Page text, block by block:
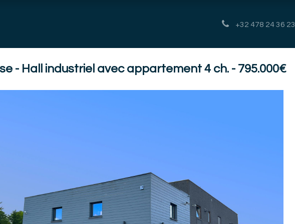
+32 478 24 36 23
- Hall industriel avec appartement 4 ch. - 795.000€